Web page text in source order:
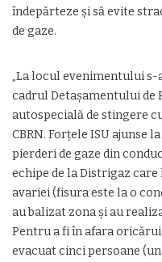
îndepărteze și să evite
de gaze.
„La locul evenimentului
cadrul Detaşamentului de
autospecială de stingere
CBRN. Forţele ISU ajunse
pierderi de gaze din
echipe de la Distrigaz
avariei (fisura este la o
au balizat zona şi au
Pentru a fi în afara
evacuat cinci persoane